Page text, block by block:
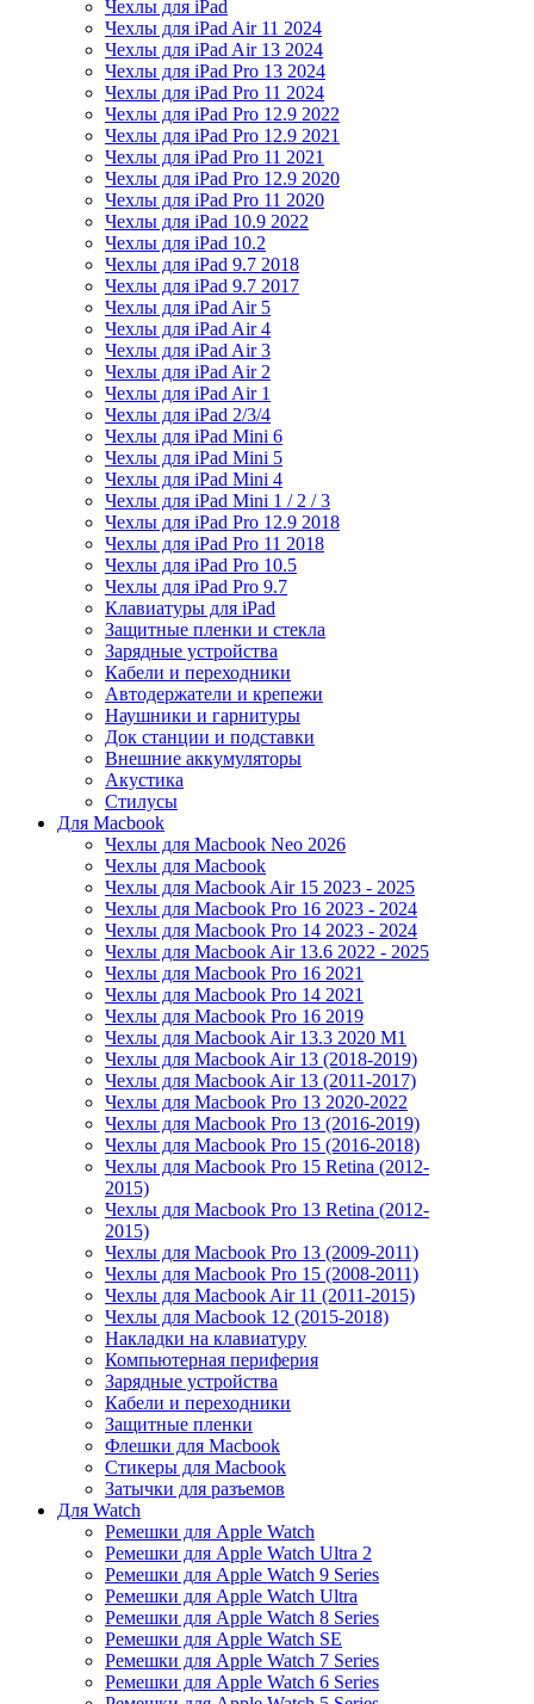
Чехлы для iPad
Чехлы для iPad Air 11 2024
Чехлы для iPad Air 13 2024
Чехлы для iPad Pro 13 2024
Чехлы для iPad Pro 11 2024
Чехлы для iPad Pro 12.9 2022
Чехлы для iPad Pro 12.9 2021
Чехлы для iPad Pro 11 2021
Чехлы для iPad Pro 12.9 2020
Чехлы для iPad Pro 11 2020
Чехлы для iPad 10.9 2022
Чехлы для iPad 10.2
Чехлы для iPad 9.7 2018
Чехлы для iPad 9.7 2017
Чехлы для iPad Air 5
Чехлы для iPad Air 4
Чехлы для iPad Air 3
Чехлы для iPad Air 2
Чехлы для iPad Air 1
Чехлы для iPad 2/3/4
Чехлы для iPad Mini 6
Чехлы для iPad Mini 5
Чехлы для iPad Mini 4
Чехлы для iPad Mini 1 / 2 / 3
Чехлы для iPad Pro 12.9 2018
Чехлы для iPad Pro 11 2018
Чехлы для iPad Pro 10.5
Чехлы для iPad Pro 9.7
Клавиатуры для iPad
Защитные пленки и стекла
Зарядные устройства
Кабели и переходники
Автодержатели и крепежи
Наушники и гарнитуры
Док станции и подставки
Внешние аккумуляторы
Акустика
Стилусы
Для Macbook
Чехлы для Macbook Neo 2026
Чехлы для Macbook
Чехлы для Macbook Air 15 2023 - 2025
Чехлы для Macbook Pro 16 2023 - 2024
Чехлы для Macbook Pro 14 2023 - 2024
Чехлы для Macbook Air 13.6 2022 - 2025
Чехлы для Macbook Pro 16 2021
Чехлы для Macbook Pro 14 2021
Чехлы для Macbook Pro 16 2019
Чехлы для Macbook Air 13.3 2020 M1
Чехлы для Macbook Air 13 (2018-2019)
Чехлы для Macbook Air 13 (2011-2017)
Чехлы для Macbook Pro 13 2020-2022
Чехлы для Macbook Pro 13 (2016-2019)
Чехлы для Macbook Pro 15 (2016-2018)
Чехлы для Macbook Pro 15 Retina (2012-
2015)
Чехлы для Macbook Pro 13 Retina (2012-
2015)
Чехлы для Macbook Pro 13 (2009-2011)
Чехлы для Macbook Pro 15 (2008-2011)
Чехлы для Macbook Air 11 (2011-2015)
Чехлы для Macbook 12 (2015-2018)
Накладки на клавиатуру
Компьютерная периферия
Зарядные устройства
Кабели и переходники
Защитные пленки
Флешки для Macbook
Стикеры для Macbook
Затычки для разъемов
Для Watch
Ремешки для Apple Watch
Ремешки для Apple Watch Ultra 2
Ремешки для Apple Watch 9 Series
Ремешки для Apple Watch Ultra
Ремешки для Apple Watch 8 Series
Ремешки для Apple Watch SE
Ремешки для Apple Watch 7 Series
Ремешки для Apple Watch 6 Series